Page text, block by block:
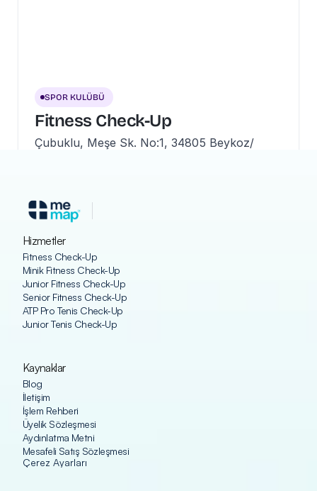
SPOR KULÜBÜ
Fitness Check-Up
Çubuklu, Meşe Sk. No:1, 34805 Beykoz/
Hizmetler
Fitness Check-Up
Minik Fitness Check-Up
Junior Fitness Check-Up
Senior Fitness Check-Up
ATP Pro Tenis Check-Up
Junior Tenis Check-Up
Kaynaklar
Blog
İletişim
İşlem Rehberi
Üyelik Sözleşmesi
Aydınlatma Metni
Mesafeli Satış Sözleşmesi
Çerez Ayarları